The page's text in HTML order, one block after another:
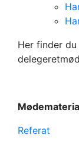
Her finder
Referat